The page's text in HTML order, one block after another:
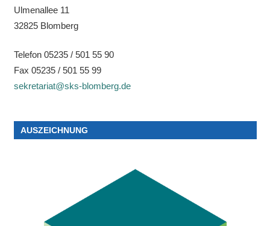
Ulmenallee 11
32825 Blomberg
Telefon 05235 / 501 55 90
Fax 05235 / 501 55 99
sekretariat@sks-blomberg.de
AUSZEICHNUNG